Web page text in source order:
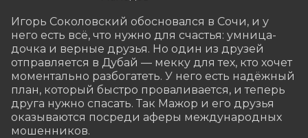
Игорь Соколовский обосновался в Сочи, и у
него есть всё, что нужно для счастья: умница-
дочка и верные друзья. Но один из друзей
отправляется в Дубай — мекку для тех, кто хочет
моментально разбогатеть. У него есть надёжный
план, который быстро проваливается, и теперь
друга нужно спасать. Так Мажор и его друзья
оказываются посреди аферы международных
мошенников.